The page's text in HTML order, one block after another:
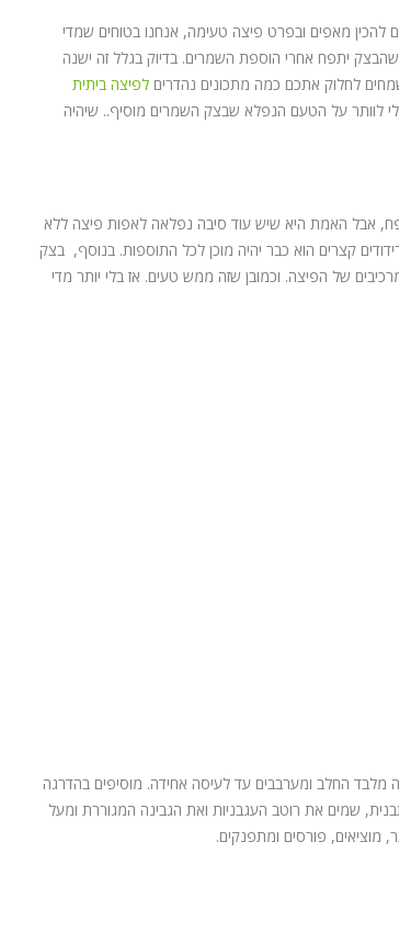
מאפים ובפרט פיצה טעימה, אנחנו בטוחים שמדי
יתפח אחרי הוספת השמרים. בדיוק בגלל זה ישנה
לחלוק אתכם כמה מתכונים נהדרים לפיצה ביתית
לוותר על הטעם הנפלא שבצק השמרים מוסיף.. שיהיה
אבל האמת היא שיש עוד סיבה נפלאה לאפות פיצה ללא
קצרים הוא כבר יהיה מוכן לכל התוספות. בנוסף, בצק
של הפיצה. וכמובן שזה ממש טעים. אז בלי יותר מדי
בקערה מלבד החלב ומערבבים עד לעיסה אחידה. מוסיפים בהדרגה
שמים את רוטב העגבניות ואת הגבינה המגוררת ומעל
מוציאים, פורסים ומתפנקים.